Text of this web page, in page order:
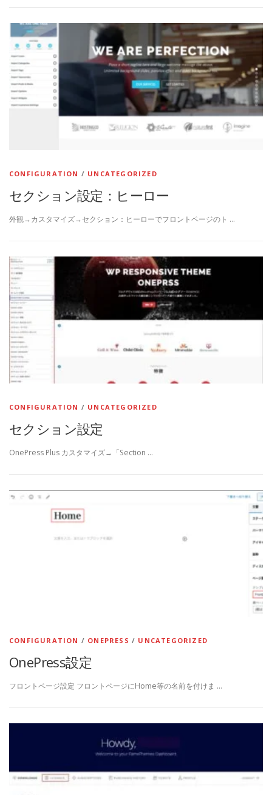
CONFIGURATION / UNCATEGORIZED
セクション設定：ヒーロー
外観→カスタマイズ→セクション：ヒーローでフロントページのト …
CONFIGURATION / UNCATEGORIZED
セクション設定
OnePress Plus カスタマイズ→「Section …
CONFIGURATION / ONEPRESS / UNCATEGORIZED
OnePress設定
フロントページ設定 フロントページにHome等の名前を付けま …